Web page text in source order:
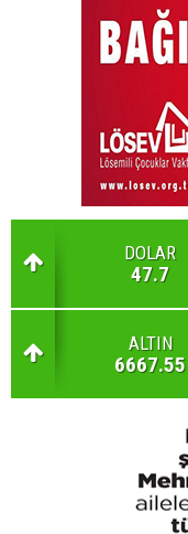
DOLAR
47.7
ALTIN
6667.55